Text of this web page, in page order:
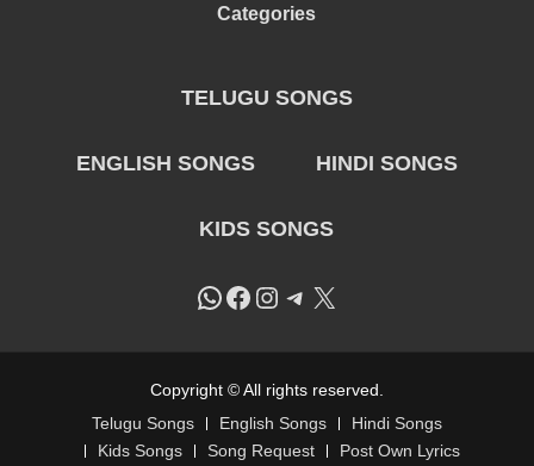
Categories
TELUGU SONGS
ENGLISH SONGS HINDI SONGS
KIDS SONGS
WhatsApp
Facebook
Instagram
Telegram
X
Copyright © All rights reserved.
Telugu Songs
English Songs
Hindi Songs
Kids Songs
Song Request Post Own Lyrics